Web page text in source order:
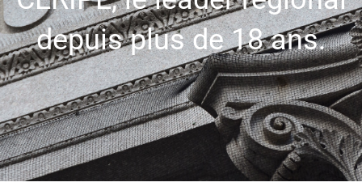
depuis plus de 18 ans.